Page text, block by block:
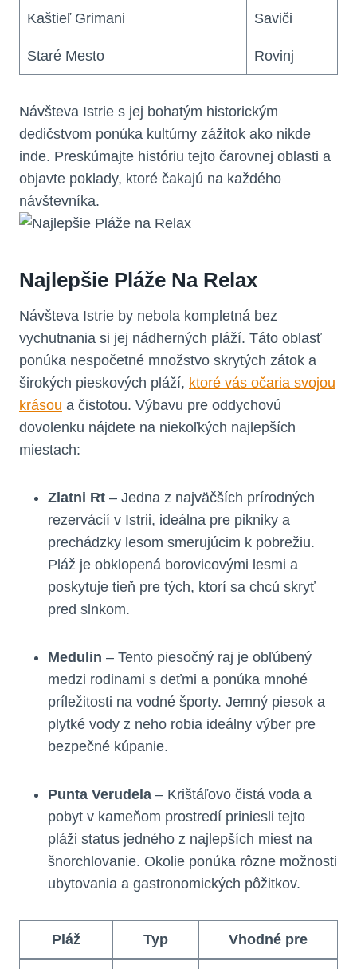
Kaštieľ Grimani Saviči
Staré Mesto Rovinj
Návšteva Istrie s jej bohatým historickým
dedičstvom ponúka kultúrny zážitok ako nikde
inde. Preskúmajte históriu tejto čarovnej oblasti a
objavte poklady, ktoré čakajú na každého
návštevníka.
Najlepšie Pláže Na Relax
Návšteva Istrie by nebola kompletná bez
vychutnania si jej nádherných pláží. Táto oblasť
ponúka nespočetné množstvo skrytých zátok a
širokých pieskových pláží, ktoré vás očaria svojou
krásou a čistotou. Výbavu pre oddychovú
dovolenku nájdete na niekoľkých najlepších
miestach:
Zlatni Rt – Jedna z najväčších prírodných
rezervácií v Istrii, ideálna pre pikniky a
prechádzky lesom smerujúcim k pobrežiu.
Pláž je obklopená borovicovými lesmi a
poskytuje tieň pre tých, ktorí sa chcú skryť
pred slnkom.
Medulin – Tento piesočný raj je obľúbený
medzi rodinami s deťmi a ponúka mnohé
príležitosti na vodné športy. Jemný piesok a
plytké vody z neho robia ideálny výber pre
bezpečné kúpanie.
Punta Verudela – Krištáľovo čistá voda a
pobyt v kameňom prostredí priniesli tejto
pláži status jedného z najlepších miest na
šnorchlovanie. Okolie ponúka rôzne možnosti
ubytovania a gastronomických pôžitkov.
Pláž Typ Vhodné pre